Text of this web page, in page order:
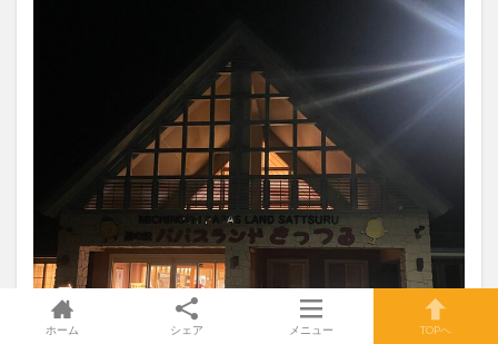
ホーム シェア メニュー TOPへ